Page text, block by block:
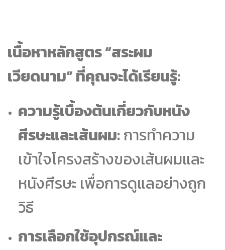
เนื้อหาหลักสูตร “สระผม
เวียดนาม” ที่คุณจะได้เรียนรู้:
ความรู้เบื้องต้นเกี่ยวกับหนัง
ศีรษะและเส้นผม: การทำความ
เข้าใจโครงสร้างของเส้นผมและ
หนังศีรษะ เพื่อการดูแลอย่างถูก
วิธี
การเลือกใช้อุปกรณ์และ